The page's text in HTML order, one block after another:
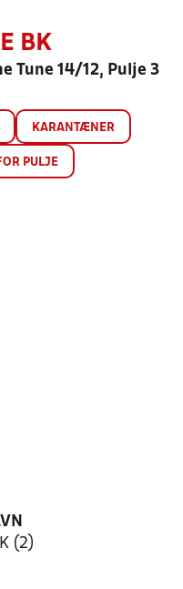
BK
Tune 14/12, Pulje 3
KARANTÆNER
PULJE
(2)